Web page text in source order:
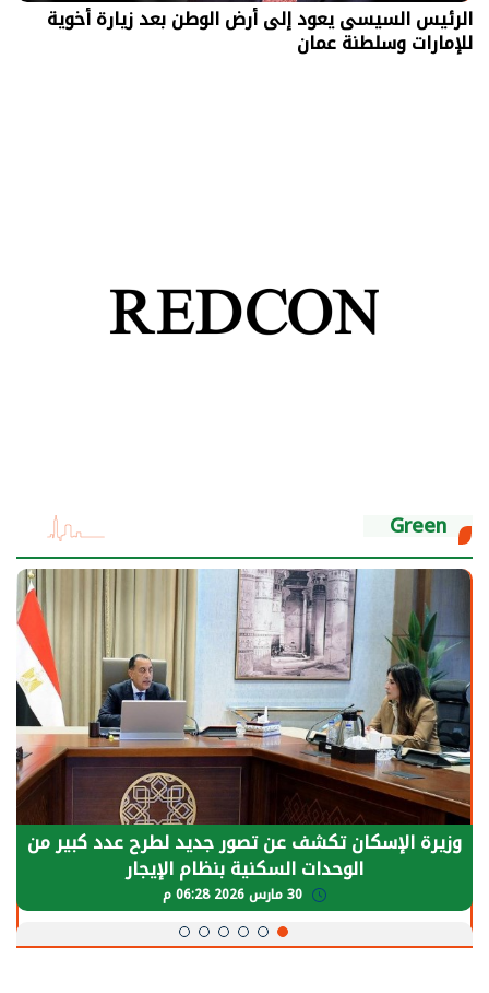
الرئيس السيسى يعود إلى أرض الوطن بعد زيارة أخوية
للإمارات وسلطنة عمان
Green
وزيرة الإسكان تكشف عن تصور جديد لطرح عدد كبير من
الوحدات السكنية بنظام الإيجار